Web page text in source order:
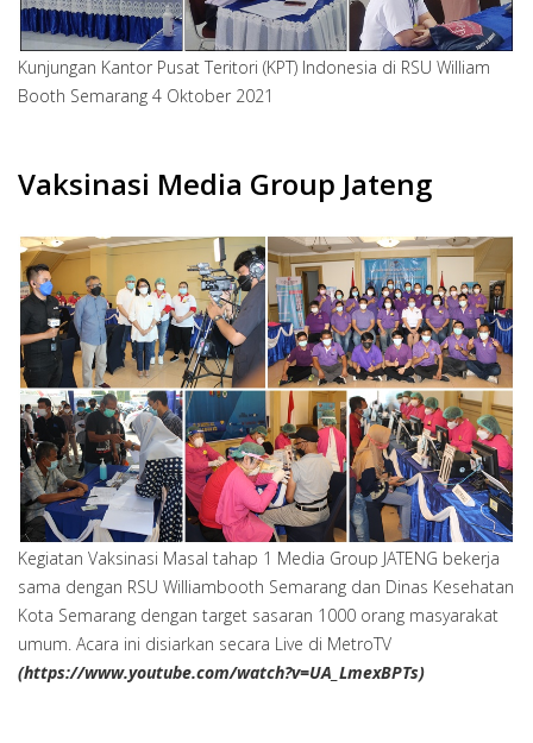
Kunjungan Kantor Pusat Teritori (KPT) Indonesia di RSU William
Booth Semarang 4 Oktober 2021
Vaksinasi Media Group Jateng
Kegiatan Vaksinasi Masal tahap 1 Media Group JATENG bekerja
sama dengan RSU Williambooth Semarang dan Dinas Kesehatan
Kota Semarang dengan target sasaran 1000 orang masyarakat
umum. Acara ini disiarkan secara Live di MetroTV
(https://www.youtube.com/watch?v=UA_LmexBPTs)